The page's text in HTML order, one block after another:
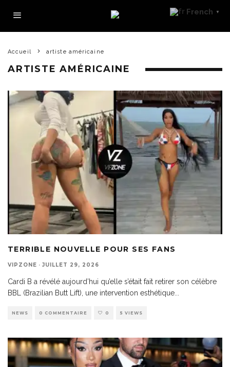
Accueil artiste américaine
ARTISTE AMÉRICAINE
TERRIBLE NOUVELLE POUR SES FANS
VIPZONE · JUILLET 29, 2026
Cardi B a révélé aujourd’hui qu’elle s’était fait retirer son célèbre
BBL (Brazilian Butt Lift), une intervention esthétique
NEWS 0 COMMENTAIRE 0 5 VIEWS
French ▼